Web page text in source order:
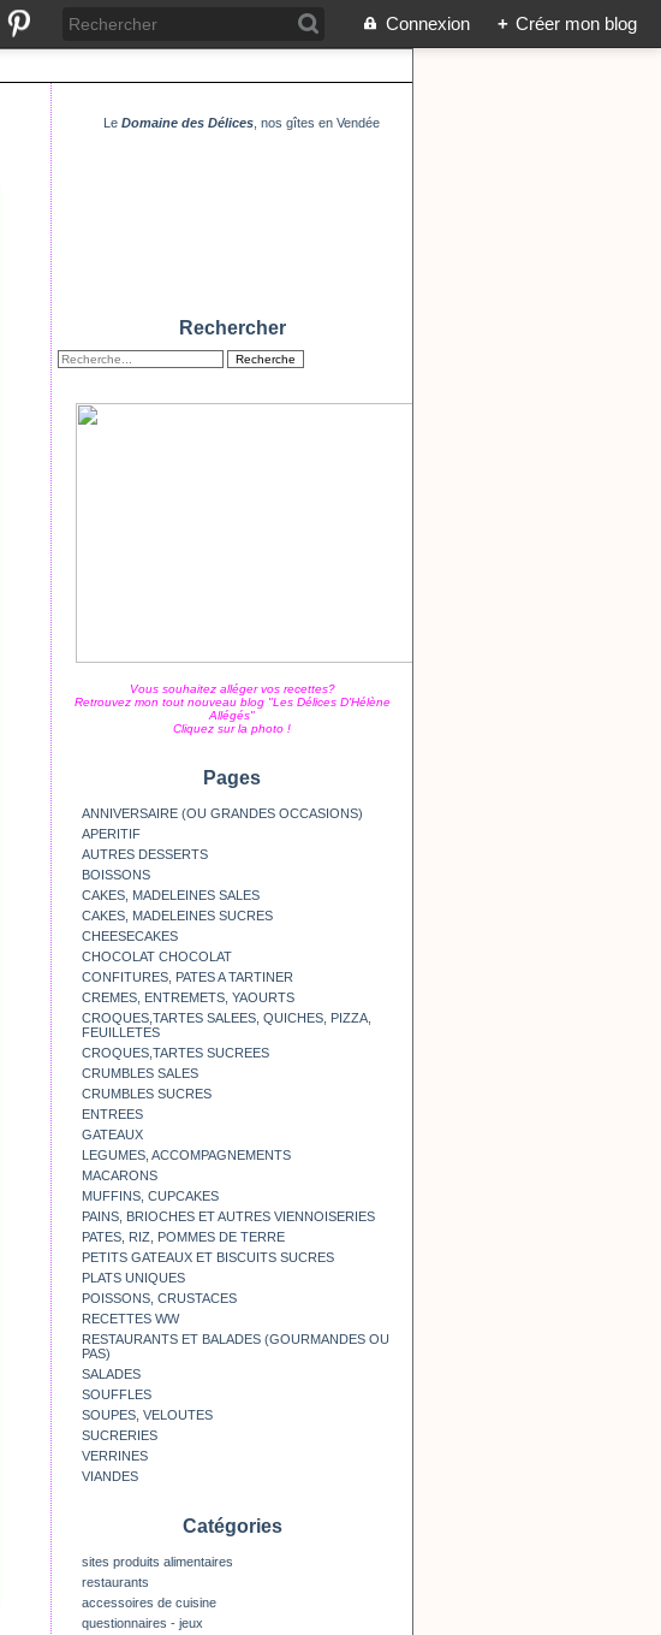
Connexion + Créer mon blog
Le Domaine des Délices, nos gîtes en Vendée
Rechercher
Vous souhaitez alléger vos recettes?
Retrouvez mon tout nouveau blog "Les Délices D'Hélène
Allégés"
Cliquez sur la photo !
Pages
ANNIVERSAIRE (OU GRANDES OCCASIONS)
APERITIF
AUTRES DESSERTS
BOISSONS
CAKES, MADELEINES SALES
CAKES, MADELEINES SUCRES
CHEESECAKES
CHOCOLAT CHOCOLAT
CONFITURES, PATES A TARTINER
CREMES, ENTREMETS, YAOURTS
CROQUES,TARTES SALEES, QUICHES, PIZZA,
FEUILLETES
CROQUES,TARTES SUCREES
CRUMBLES SALES
CRUMBLES SUCRES
ENTREES
GATEAUX
LEGUMES, ACCOMPAGNEMENTS
MACARONS
MUFFINS, CUPCAKES
PAINS, BRIOCHES ET AUTRES VIENNOISERIES
PATES, RIZ, POMMES DE TERRE
PETITS GATEAUX ET BISCUITS SUCRES
PLATS UNIQUES
POISSONS, CRUSTACES
RECETTES WW
RESTAURANTS ET BALADES (GOURMANDES OU
PAS)
SALADES
SOUFFLES
SOUPES, VELOUTES
SUCRERIES
VERRINES
VIANDES
Catégories
sites produits alimentaires
restaurants
accessoires de cuisine
questionnaires - jeux